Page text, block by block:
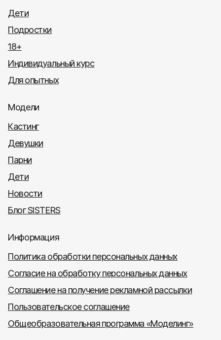
Дети
Подростки
18+
Индивидуальный курс
Для опытных
Модели
Кастинг
Девушки
Парни
Дети
Новости
Блог SISTERS
Информация
Политика обработки персональных данных
Согласие на обработку персональных данных
Соглашение на получение рекламной рассылки
Пользовательское соглашение
Общеобразовательная программа «Моделинг»